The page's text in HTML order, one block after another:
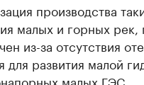
производства
малых и горных
из-за отсутствия
для развития малой
малых ГЭС.